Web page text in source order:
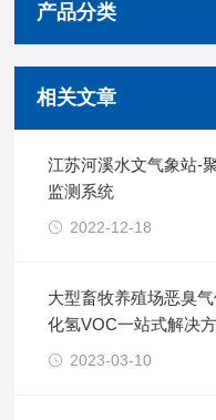
产品分类
相关文章
江苏河溪水文气象站-
监测系统
2022-12-18
大型畜牧养殖场恶臭
化氢VOC一站式解决
2023-03-10